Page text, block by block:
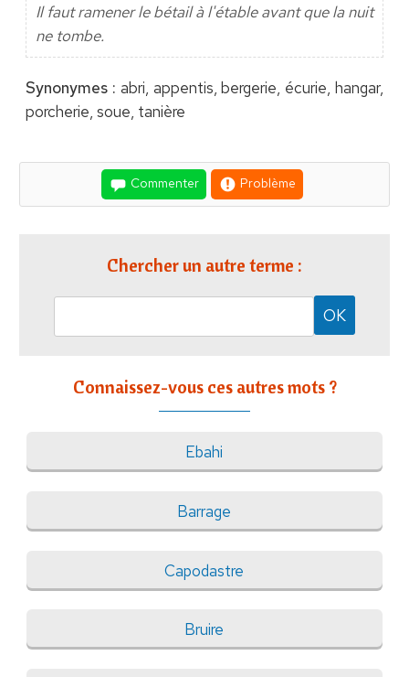
Il faut ramener le bétail à l'étable avant que la nuit
ne tombe.
Synonymes : abri, appentis, bergerie, écurie, hangar,
porcherie, soue, tanière
Commenter Problème
Chercher un autre terme :
Connaissez-vous ces autres mots ?
Ebahi
Barrage
Capodastre
Bruire